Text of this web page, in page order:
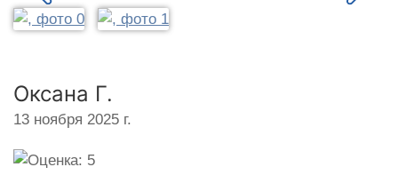
Оксана Г.
13 ноября 2025 г.